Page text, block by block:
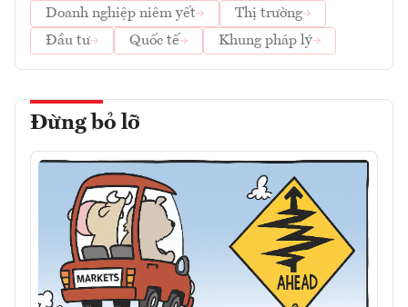
Doanh nghiệp niêm yết
Thị trường
Đầu tư
Quốc tế Khung pháp lý
Đừng bỏ lỡ